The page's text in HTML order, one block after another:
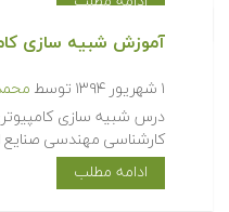
آموزش شبیه سازی
۱ شهریور ۱۳۹۴ توسط
درس شبیه سازی
کارشناسی مهندسی
ادامه مطلب